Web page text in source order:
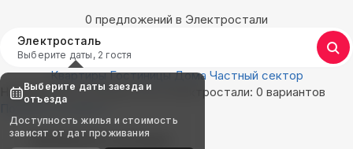
0 предложений в Электростали
Электросталь
Выберите даты, 2 гостя
Квартиры Гостиницы Дома Частный сектор
Найдём, где остановиться в Электростали: 0 вариантов
Показать на карте
Выбирайте лучшее
Выберите даты заезда и
отъезда
Доступность жилья и стоимость
зависят от дат проживания